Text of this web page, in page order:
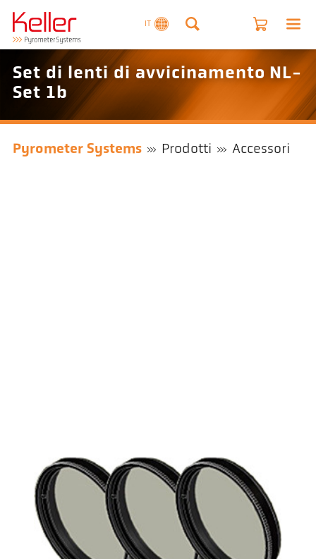
IT
Set di lenti di avvicinamento NL-
Set 1b
Pyrometer Systems Prodotti Accessori